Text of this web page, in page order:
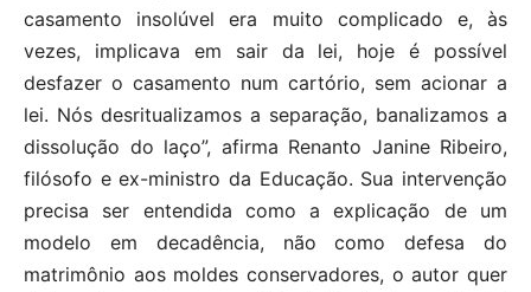
casamento insolúvel era muito complicado e, às
vezes, implicava em sair da lei, hoje é possível
desfazer o casamento num cartório, sem acionar a
lei. Nós desritualizamos a separação, banalizamos a
dissolução do laço”, afirma Renanto Janine Ribeiro,
filósofo e ex-ministro da Educação. Sua intervenção
precisa ser entendida como a explicação de um
modelo em decadência, não como defesa do
matrimônio aos moldes conservadores, o autor quer